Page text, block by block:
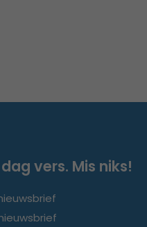
vers. Mis niks!